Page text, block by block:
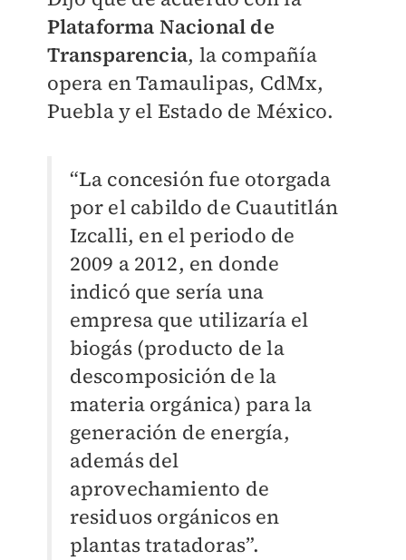
Plataforma Nacional de
Transparencia, la compañía
opera en Tamaulipas, CdMx,
Puebla y el Estado de México.
“La concesión fue otorgada
por el cabildo de Cuautitlán
Izcalli, en el periodo de
2009 a 2012, en donde
indicó que sería una
empresa que utilizaría el
biogás (producto de la
descomposición de la
materia orgánica) para la
generación de energía,
además del
aprovechamiento de
residuos orgánicos en
plantas tratadoras”.